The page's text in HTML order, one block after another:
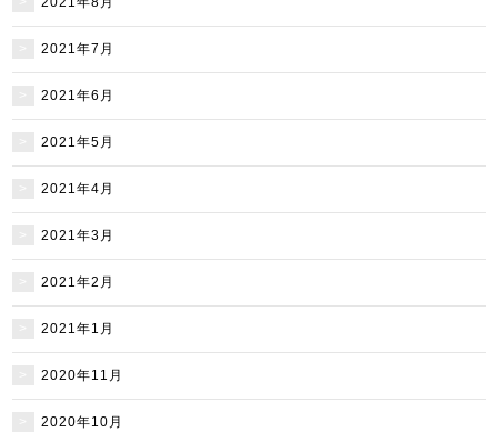
2021年7月
2021年6月
2021年5月
2021年4月
2021年3月
2021年2月
2021年1月
2020年11月
2020年10月